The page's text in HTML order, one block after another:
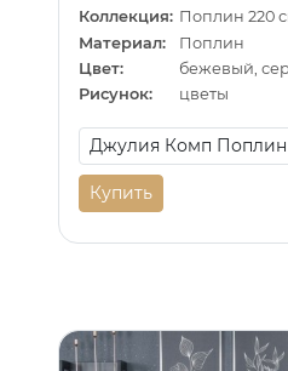
Коллекция: Поплин 220
Материал:
Поплин
Цвет:
бежевый,
Рисунок:
цветы
Купить